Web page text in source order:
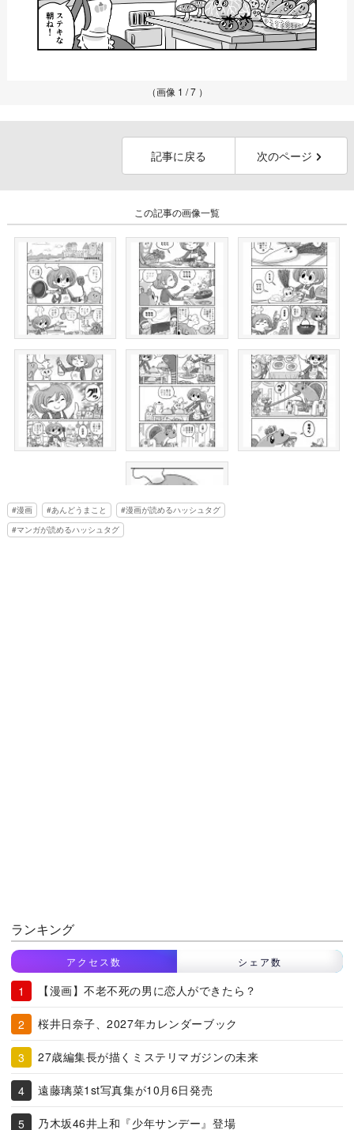
（画像 1 / 7 ）
記事に戻る 次のページ
この記事の画像一覧
漫画 あんどうまこと
漫画が読めるハッシュタグ
マンガが読めるハッシュタグ
ランキング
アクセス数 シェア数
【漫画】不老不死の男に恋人ができたら？
桜井日奈子、2027年カレンダーブック
27歳編集長が描くミステリマガジンの未来
遠藤璃菜1st写真集が10月6日発売
乃木坂46井上和『少年サンデー』登場